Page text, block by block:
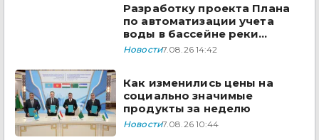
Разработку проекта Плана
по автоматизации учета
воды в бассейне реки
Сырдарья одобрили
Новости7.08.26 14:42
Как изменились цены на
социально значимые
продукты за неделю
Новости7.08.26 10:44